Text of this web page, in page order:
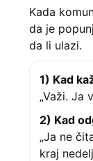
Kada
da je
da li ulazi.
1) Kad
„Važi. Ja
2) Kad
„Ja ne
kraj